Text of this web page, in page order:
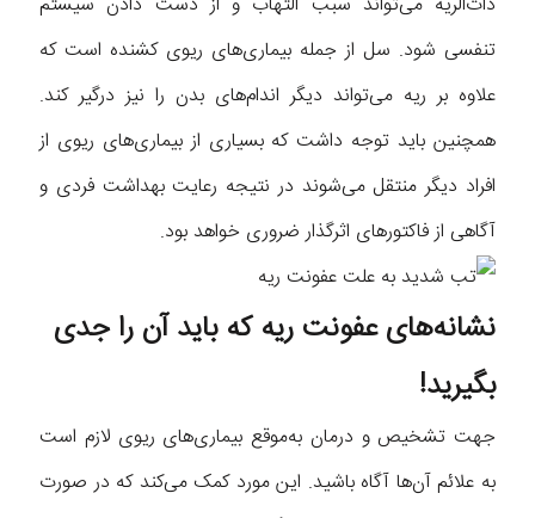
تنفسی شود. سل از جمله بیماری‌های ریوی کشنده است که
علاوه بر ریه می‌تواند دیگر اندام‌های بدن را نیز درگیر کند.
همچنین باید توجه داشت که بسیاری از بیماری‌های ریوی از
افراد دیگر منتقل می‌شوند در نتیجه رعایت بهداشت فردی و
آگاهی از فاکتورهای اثرگذار ضروری خواهد بود.
نشانه‌های عفونت ریه که باید آن را جدی
بگیرید!
جهت تشخیص و درمان به‌موقع بیماری‌های ریوی لازم است
به علائم آن‌ها آگاه باشید. این مورد کمک می‌کند که در صورت